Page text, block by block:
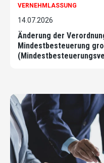
VERNEHMLASSUNG
14.07.2026
Änderung der
Mindestbesteuerung